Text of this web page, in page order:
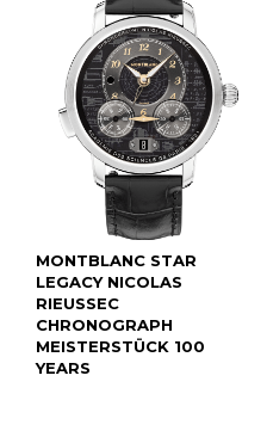
MONTBLANC STAR
LEGACY NICOLAS
RIEUSSEC
CHRONOGRAPH
MEISTERSTÜCK 100
YEARS